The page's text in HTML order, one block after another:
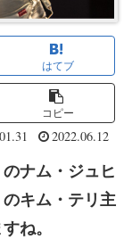
はてブ
コピー
2022.06.12
のナム・ジュヒ
のキム・テリ主
ね。